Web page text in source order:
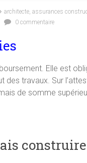
architecte, assurances
0 commentaire
Elle est
des travaux. Sur
de somme